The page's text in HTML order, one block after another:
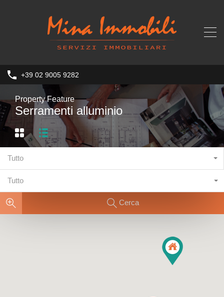
+39 02 9005 9282
Property Feature
Serramenti alluminio
Tutto
Tutto
Cerca